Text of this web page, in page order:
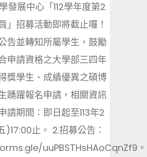
發展中心「112學年度第2
」招募活動即將截止囉！
告並轉知所屬學生，鼓勵
申請資格之大學部三四年
獎學生、成績優異之碩博
踴躍報名申請，相關資訊
請期間：即日起至113年2
)17:00止。 2.招募公告：
uuPBSTHsHAoCqnZf9。